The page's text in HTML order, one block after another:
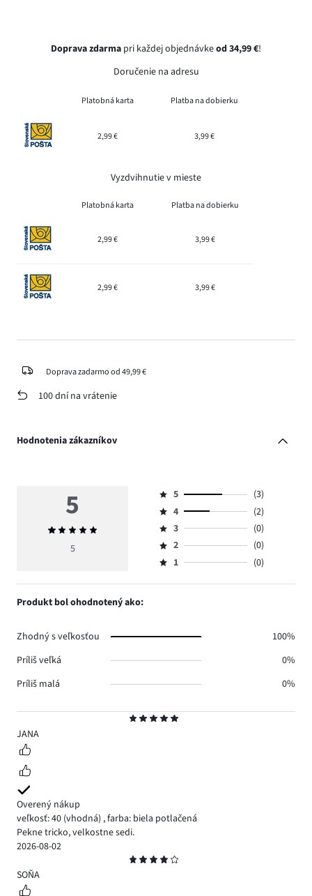
Doprava zdarma pri každej objednávkeod 34,99 €!
Doručenie na adresu
Platobná karta Platba na dobierku
2,99 € 3,99 €
Vyzdvihnutie v mieste
Platobná karta Platba na dobierku
2,99 € 3,99 €
2,99 € 3,99 €
Doprava zadarmo od 49,99 €
100 dní na vrátenie
Hodnotenia zákazníkov
5
JANA
Overený nákup
veľkosť: 40 (vhodná) ,farba: biela potlačená
Pekne tricko, velkostne sedi.
2026-08-02
4
SOŇA
5
Priemerné
hodnotenie
5
Hodnotenie
5,
počet
hlasov
3.
5
(3)
Hodnotenie
4,
počet
hlasov
4
(2)
Hodnotenie
3,
počet
3
(0)
Hodnotenie
2,
2
(0)
Hodnotenie
1,
1 (0)
Produkt bol ohodnotený ako:
Zhodný s veľkosťou
100%
Príliš veľká
0%
Príliš malá
0%